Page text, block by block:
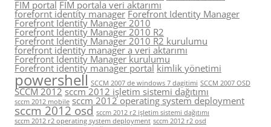
FIM portal FIM portala veri aktarımı
forefornt identity manager Forefront Identity Manager
Forefront Identity Manager 2010
Forefront Identity Manager 2010 R2
Forefront Identity Manager 2010 R2 kurulumu
forefront identity manager a veri aktarımı
Forefront Identity Manager kurulumu
Forefront identity manager portal kimlik yönetimi
powershell SCCM 2007 de windows 7 dagitimi SCCM 2007 OSD
SCCM 2012 sccm 2012 işletim sistemi dağıtımı
sccm 2012 mobile sccm 2012 operating system deployment
sccm 2012 osd sccm 2012 r2 işletim sistemi dağıtımı
sccm 2012 r2 operating system deployment sccm 2012 r2 osd